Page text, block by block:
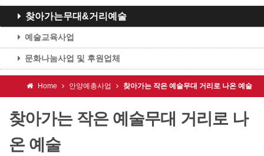
찾아가는무대&거리예술
예술교육사업
문화나눔사업 및 후원업체
Home 안양예총사업 찾아가는 작은 예술무대 거리로 나온 예술
찾아가는 작은 예술무대 거리로 나
온 예술